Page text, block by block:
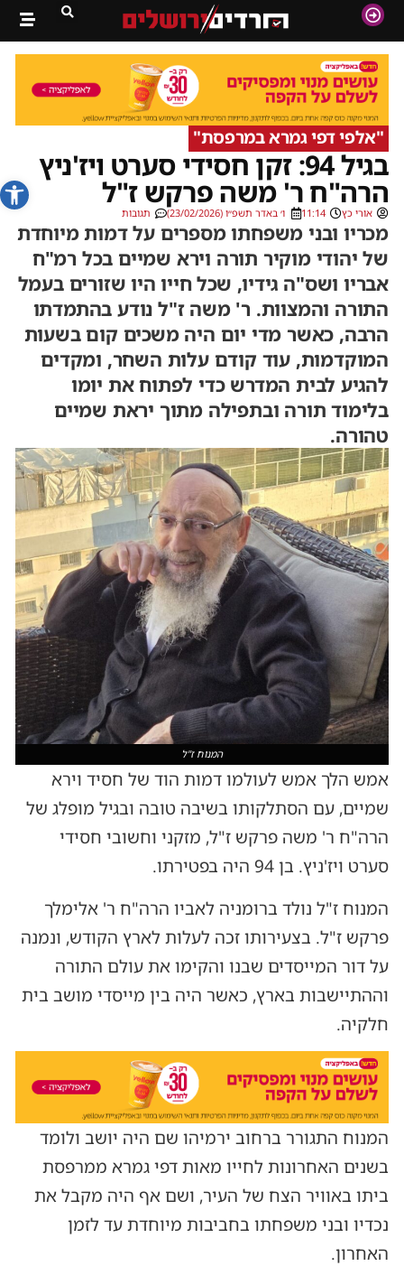
פתח
''אלפי דפי גמרא במרפסת''
בגיל 94: זקן חסידי סערט ויז'ניץ
הרה"ח ר' משה פרקש ז"ל
אורי כץ 11:14 ו׳ באדר תשפ״ו (23/02/2026) תגובות
מכריו ובני משפחתו מספרים על דמות מיוחדת
של יהודי מוקיר תורה וירא שמיים בכל רמ"ח
אבריו ושס"ה גידיו, שכל חייו היו שזורים בעמל
התורה והמצוות. ר' משה ז"ל נודע בהתמדתו
הרבה, כאשר מדי יום היה משכים קום בשעות
המוקדמות, עוד קודם עלות השחר, ומקדים
להגיע לבית המדרש כדי לפתוח את יומו
בלימוד תורה ובתפילה מתוך יראת שמיים
טהורה.
המנוח ז"ל
אמש הלך אמש לעולמו דמות הוד של חסיד וירא
שמיים, עם הסתלקותו בשיבה טובה ובגיל מופלג של
הרה"ח ר' משה פרקש ז"ל, מזקני וחשובי חסידי
סערט ויז'ניץ. בן 94 היה בפטירתו.
המנוח ז"ל נולד ברומניה לאביו הרה"ח ר' אלימלך
פרקש ז"ל. בצעירותו זכה לעלות לארץ הקודש, ונמנה
על דור המייסדים שבנו והקימו את עולם התורה
וההתיישבות בארץ, כאשר היה בין מייסדי מושב בית
חלקיה.
המנוח התגורר ברחוב ירמיהו שם היה יושב ולומד
בשנים האחרונות לחייו מאות דפי גמרא ממרפסת
ביתו באוויר הצח של העיר, ושם אף היה מקבל את
נכדיו ובני משפחתו בחביבות מיוחדת עד לזמן
האחרון.